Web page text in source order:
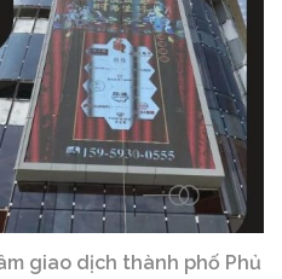
giao dịch thành phố Phủ